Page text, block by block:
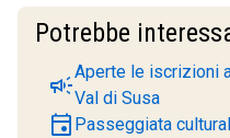
Potrebbe
campaignAperte le iscrizioni
Val di Susa
event Passeggiata